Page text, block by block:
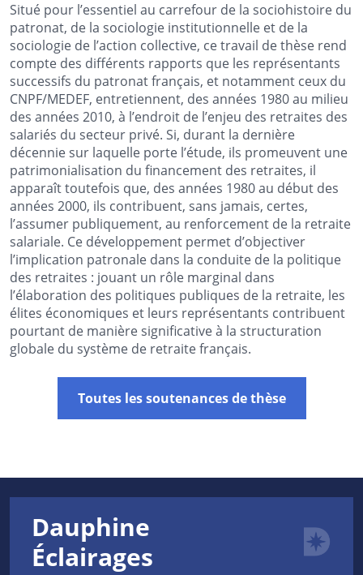
Situé pour l’essentiel au carrefour de la sociohistoire du
patronat, de la sociologie institutionnelle et de la
sociologie de l’action collective, ce travail de thèse rend
compte des différents rapports que les représentants
successifs du patronat français, et notamment ceux du
CNPF/MEDEF, entretiennent, des années 1980 au milieu
des années 2010, à l’endroit de l’enjeu des retraites des
salariés du secteur privé. Si, durant la dernière
décennie sur laquelle porte l’étude, ils promeuvent une
patrimonialisation du financement des retraites, il
apparaît toutefois que, des années 1980 au début des
années 2000, ils contribuent, sans jamais, certes,
l’assumer publiquement, au renforcement de la retraite
salariale. Ce développement permet d’objectiver
l’implication patronale dans la conduite de la politique
des retraites : jouant un rôle marginal dans
l’élaboration des politiques publiques de la retraite, les
élites économiques et leurs représentants contribuent
pourtant de manière significative à la structuration
globale du système de retraite français.
Toutes les soutenances de thèse
Dauphine
Éclairages